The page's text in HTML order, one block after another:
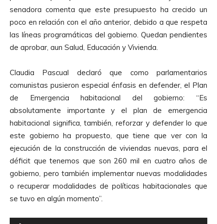
A
u
d
i
d
u
c
t
o
d
e
A
u
d
i
o
senadora comenta que este presupuesto ha crecido un
poco en relación con el año anterior, debido a que respeta
las líneas programáticas del gobierno. Quedan pendientes
de aprobar, aun Salud, Educación y Vivienda.
Claudia Pascual declaró que como parlamentarios
comunistas pusieron especial énfasis en defender, el Plan
de Emergencia habitacional del gobierno: “Es
absolutamente importante y el plan de emergencia
habitacional significa, también, reforzar y defender lo que
este gobierno ha propuesto, que tiene que ver con la
ejecución de la construcción de viviendas nuevas, para el
déficit que tenemos que son 260 mil en cuatro años de
gobierno, pero también implementar nuevas modalidades
o recuperar modalidades de políticas habitacionales que
se tuvo en algún momento”.